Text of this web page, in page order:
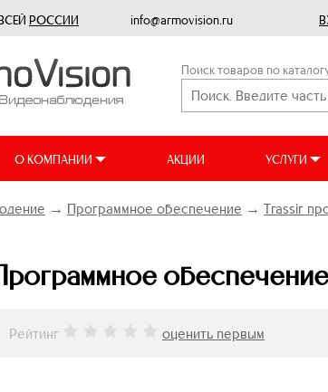
РОССИИ info@armovision.ru
Поиск товаров по
О КОМПАНИИ АКЦИИ УСЛУГИ
→ Программное обеспечение → Trassir
Рейтинг оценить первым